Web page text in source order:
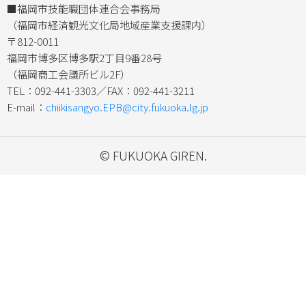
■福岡市技能職団体連合会事務局
（福岡市経済観光文化局地域産業支援課内）
〒812-0011
福岡市博多区博多駅2丁目9番28号
（福岡商工会議所ビル2F）
TEL：092-441-3303／FAX：092-441-3211
E-mail： chiikisangyo.EPB@city.fukuoka.lg.jp
© FUKUOKA GIREN.